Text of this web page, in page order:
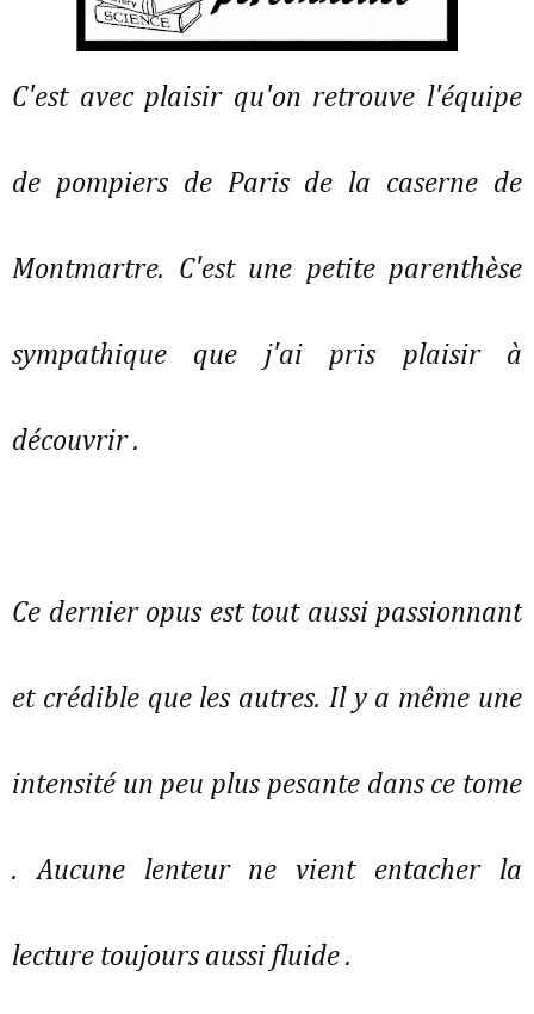
C'est avec plaisir qu'on retrouve l'équipe
de pompiers de Paris de la caserne de
Montmartre. C'est une petite parenthèse
sympathique que j'ai pris plaisir à
découvrir .
Ce dernier opus est tout aussi passionnant
et crédible que les autres. Il y a même une
intensité un peu plus pesante dans ce tome
. Aucune lenteur ne vient entacher la
lecture toujours aussi fluide .